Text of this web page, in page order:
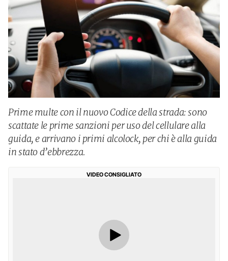
Prime multe con il nuovo Codice della strada: sono
scattate le prime sanzioni per uso del cellulare alla
guida, e arrivano i primi alcolock, per chi è alla guida
in stato d’ebbrezza.
VIDEO CONSIGLIATO